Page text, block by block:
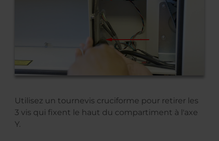
Utilisez un tournevis cruciforme pour retirer les
3 vis qui fixent le haut du compartiment à l'axe
Y.